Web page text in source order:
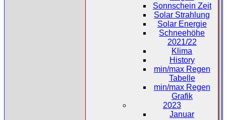
Sonnschein Zeit
Solar Strahlung
Solar Energie
Schneehöhe
2021/22
Klima
History
min/max Regen
Tabelle
min/max Regen
Grafik
2023
Januar